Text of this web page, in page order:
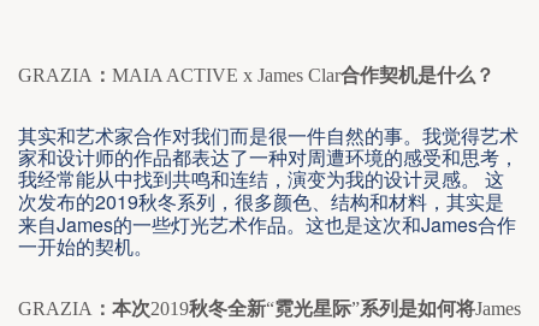
GRAZIA ： MAIA ACTIVE x James Clar合作契机是什么？
其实和艺术家合作对我们而是很一件自然的事。我觉得艺术
家和设计师的作品都表达了一种对周遭环境的感受和思考，
我经常能从中找到共鸣和连结，演变为我的设计灵感。
这
次发布的2019秋冬系列，很多颜色、结构和材料，其实是
来自James的一些灯光艺术作品。这也是这次和James合作
一开始的契机。
GRAZIA ：本次2019秋冬全新“霓光星际”系列是如何将James